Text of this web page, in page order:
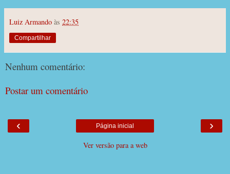
Luiz Armando às 22:35
Compartilhar
Nenhum comentário:
Postar um comentário
‹ ›
Página inicial
Ver versão para a web